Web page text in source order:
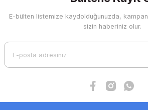
Ürün resmi kalitesiz, bozuk veya
E-bülten listemize kaydolduğunuzda,
sizin haberiniz olur.